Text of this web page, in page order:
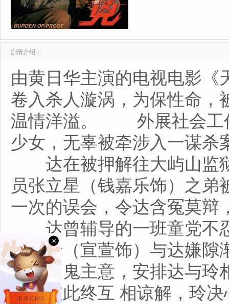
剧情介绍：
由黄日华主演的电视电影《
卷入杀人漩涡，为保性命，
温情洋溢。 外展社会工
少女，无辜被牵涉入一谋杀
达在被押解往大屿山监
员张立星（钱嘉乐饰）之
一次的误会，令达含冤莫辩
达曾辅导的一班童党不
吕洁玲（宣萱饰）与达嫌隙
党又出鬼主意，安排达与玲
受，彼此终互 相谅解，玲
×